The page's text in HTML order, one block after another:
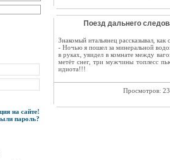
на сайте!
пароль?
Поезд дальнего
Знакомый итальянец рассказывал,
- Ночью я пошел за минеральной
в руках, увидел в комнате между
метёт снег, три мужчины топлесс
идиота!!!
Просмотров: